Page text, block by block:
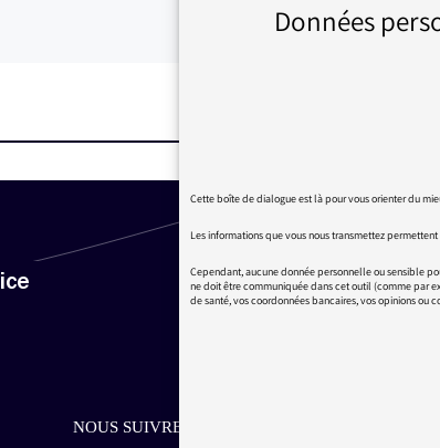
NOUS SUIVRE SUR LES RÉSEAUX
Données
Cette boîte de dialogue est là pour vous orienter du
Les informations que vous nous transmettez
Cependant, aucune donnée personnelle ou sensible
ne doit être communiquée dans cet outil (comme par
de santé, vos coordonnées bancaires, vos opinions ou